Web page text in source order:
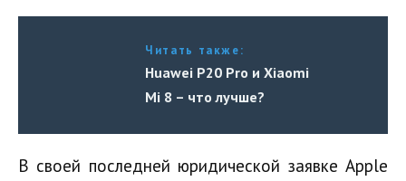
Читать также:
Huawei P20 Pro и Xiaomi
Mi 8 – что лучше?
В своей последней юридической заявке Apple